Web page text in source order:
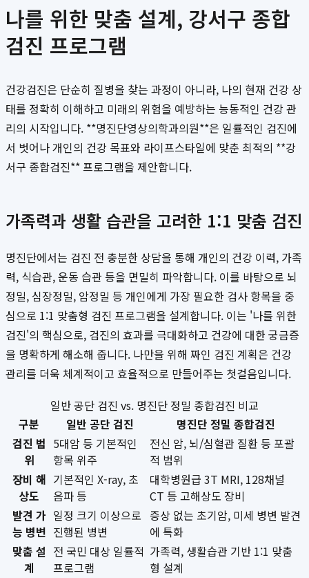
나를 위한 맞춤 설계, 강서구 종합
검진 프로그램
건강검진은 단순히 질병을 찾는 과정이 아니라, 나의 현재 건강 상
태를 정확히 이해하고 미래의 위험을 예방하는 능동적인 건강 관
리의 시작입니다. **명진단영상의학과의원**은 일률적인 검진에
서 벗어나 개인의 건강 목표와 라이프스타일에 맞춘 최적의 **강
서구 종합검진** 프로그램을 제안합니다.
가족력과 생활 습관을 고려한 1:1 맞춤 검진
명진단에서는 검진 전 충분한 상담을 통해 개인의 건강 이력, 가족
력, 식습관, 운동 습관 등을 면밀히 파악합니다. 이를 바탕으로 뇌
정밀, 심장정밀, 암정밀 등 개인에게 가장 필요한 검사 항목을 중
심으로 1:1 맞춤형 검진 프로그램을 설계합니다. 이는 '나를 위한
검진'의 핵심으로, 검진의 효과를 극대화하고 건강에 대한 궁금증
을 명확하게 해소해 줍니다. 나만을 위해 짜인 검진 계획은 건강
관리를 더욱 체계적이고 효율적으로 만들어주는 첫걸음입니다.
일반 공단 검진 vs. 명진단 정밀 종합검진 비교
구분
일반 공단 검진
명진단 정밀 종합검진
검진 범
위
5대암 등 기본적인
항목 위주
전신 암, 뇌/심혈관 질환 등 포괄
적 범위
장비 해
상도
기본적인 X-ray, 초
음파 등
대학병원급 3T MRI, 128채널
CT 등 고해상도 장비
발견 가
능 병변
일정 크기 이상으로
진행된 병변
증상 없는 초기암, 미세 병변 발견
에 특화
맞춤 설
계
전 국민 대상 일률적
프로그램
가족력, 생활습관 기반 1:1 맞춤
형 설계